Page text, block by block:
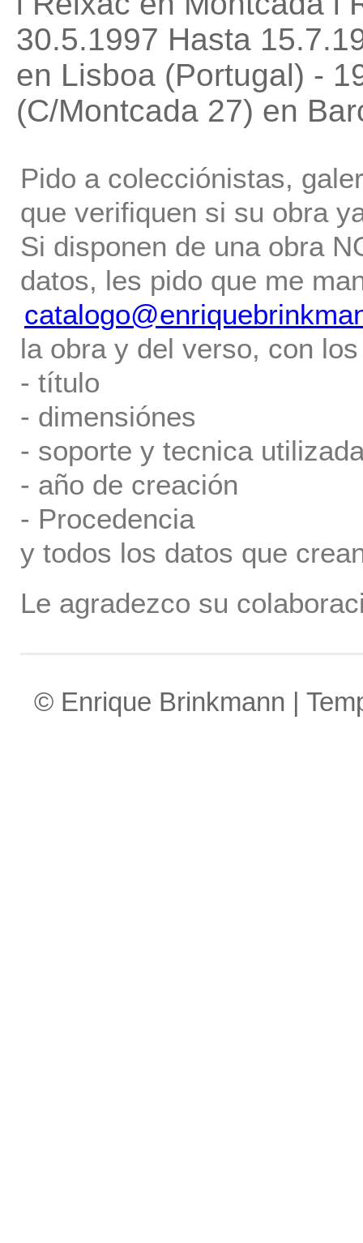
30.5.1997 Hasta
en Lisboa (Portugal) -
(C/Montcada 27) en
Pido a colecciónistas,
que verifiquen si su obra
Si disponen de una obra
datos, les pido que me
la obra y del verso, con
- título
- dimensiónes
- soporte y tecnica
- año de creación
- Procedencia
y todos los datos que
Le agradezco su
© Enrique Brinkmann |